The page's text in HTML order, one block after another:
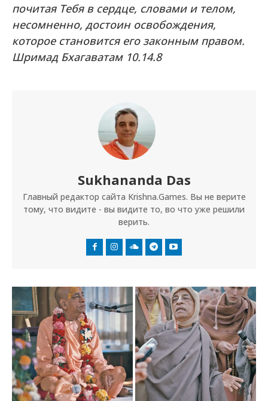
почитая Тебя в сердце, словами и телом,
несомненно, достоин освобождения,
которое становится его законным правом.
Шримад Бхагаватам 10.14.8
Sukhananda Das
Главный редактор сайта Krishna.Games. Вы не верите
тому, что видите - вы видите то, во что уже решили
верить.